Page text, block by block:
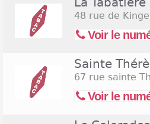
48 rue de
Voir le
Sainte
67 rue sainte
Voir le